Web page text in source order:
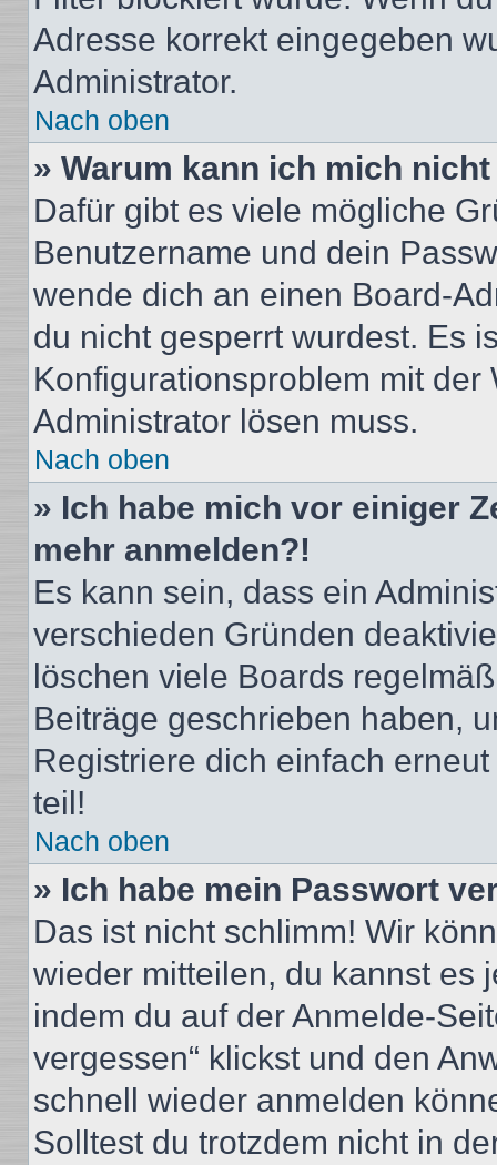
Adresse korrekt eingegeben
Administrator.
Nach oben
» Warum kann ich mich
Dafür gibt es viele mögliche
Benutzername und dein
wende dich an einen Board-
du nicht gesperrt wurdest. Es
Konfigurationsproblem mit
Administrator lösen muss.
Nach oben
» Ich habe mich vor einiger
mehr anmelden?!
Es kann sein, dass ein
verschieden Gründen
löschen viele Boards
Beiträge geschrieben haben,
Registriere dich einfach
teil!
Nach oben
» Ich habe mein Passwort
Das ist nicht schlimm! Wir
wieder mitteilen, du kannst es
indem du auf der Anmelde-
vergessen“ klickst und den
schnell wieder anmelden
Solltest du trotzdem nicht in